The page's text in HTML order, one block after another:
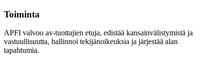
Toiminta
APFI valvoo av-tuottajien etuja, edistää kansainvälistymistä ja
vastuullisuutta, hallinnoi tekijänoikeuksia ja järjestää alan
tapahtumia.